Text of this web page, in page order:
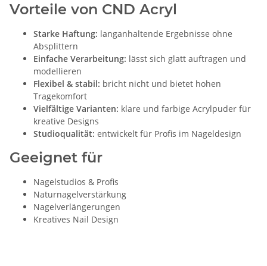
Vorteile von CND Acryl
Starke Haftung: langanhaltende Ergebnisse ohne
Absplittern
Einfache Verarbeitung: lässt sich glatt auftragen und
modellieren
Flexibel & stabil: bricht nicht und bietet hohen
Tragekomfort
Vielfältige Varianten: klare und farbige Acrylpuder für
kreative Designs
Studioqualität: entwickelt für Profis im Nageldesign
Geeignet für
Nagelstudios & Profis
Naturnagelverstärkung
Nagelverlängerungen
Kreatives Nail Design